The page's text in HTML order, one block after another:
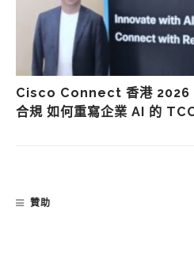
Cisco Connect 香港 2026 :
合規 如何重寫企業 AI 的
贊助